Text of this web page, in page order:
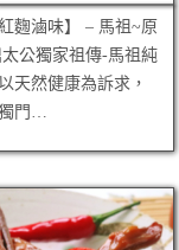
麴滷味】 – 馬祖~原
公獨家祖傳-馬祖純
天然健康為訴求，
門…